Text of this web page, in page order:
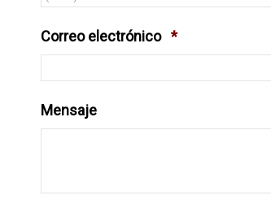
Correo electrónico *
Mensaje